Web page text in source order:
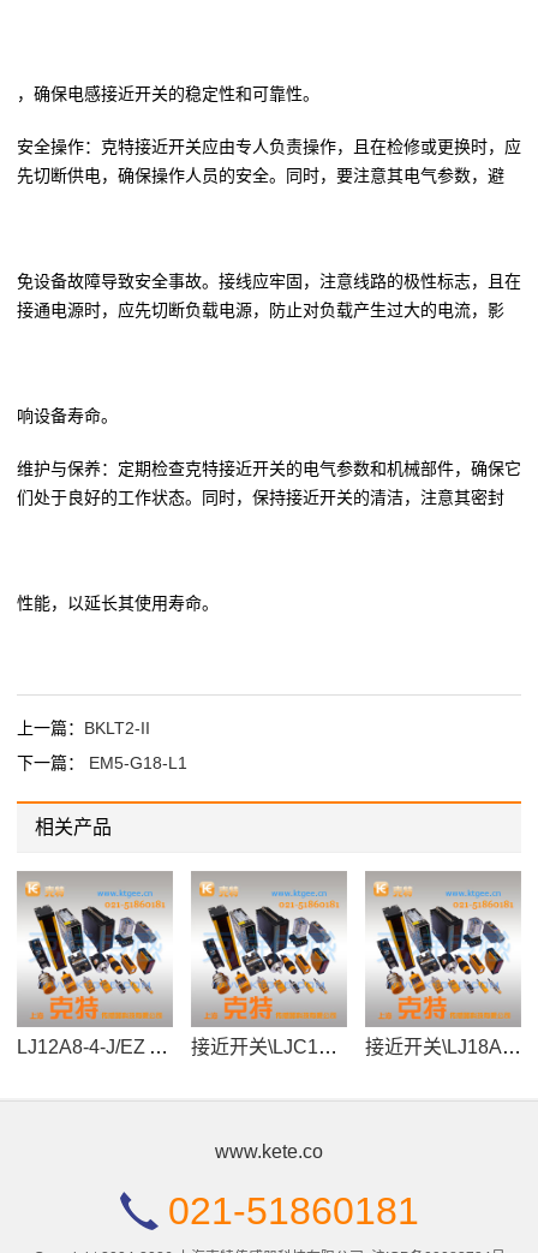
，确保电感接近开关的稳定性和可靠性。
安全操作：克特接近开关应由专人负责操作，且在检修或更换时，应
先切断供电，确保操作人员的安全。同时，要注意其电气参数，避
免设备故障导致安全事故。接线应牢固，注意线路的极性标志，且在
接通电源时，应先切断负载电源，防止对负载产生过大的电流，影
响设备寿命。
维护与保养：定期检查克特接近开关的电气参数和机械部件，确保它
们处于良好的工作状态。同时，保持接近开关的清洁，注意其密封
性能，以延长其使用寿命。
上一篇： BKLT2-II
下一篇： EM5-G18-L1
相关产品
LJ12A8-4-J/EZ AC220V\IP67 接近开关\LJC17-2005DK\IP67 接近开关\LJ18A3-8-J/EM\AC250V
www.kete.co
021-51860181